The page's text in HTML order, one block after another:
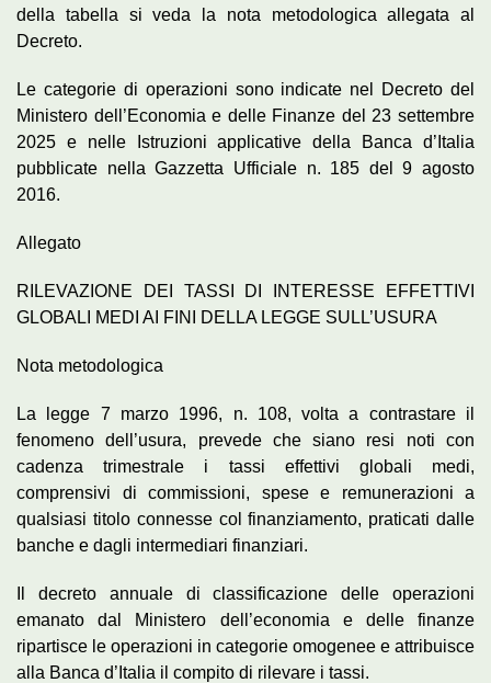
della tabella si veda la nota metodologica allegata al
Decreto.
Le categorie di operazioni sono indicate nel Decreto del
Ministero dell’Economia e delle Finanze del 23 settembre
2025 e nelle Istruzioni applicative della Banca d’Italia
pubblicate nella Gazzetta Ufficiale n. 185 del 9 agosto
2016.
Allegato
RILEVAZIONE DEI TASSI DI INTERESSE EFFETTIVI
GLOBALI MEDI AI FINI DELLA LEGGE SULL’USURA
Nota metodologica
La legge 7 marzo 1996, n. 108, volta a contrastare il
fenomeno dell’usura, prevede che siano resi noti con
cadenza trimestrale i tassi effettivi globali medi,
comprensivi di commissioni, spese e remunerazioni a
qualsiasi titolo connesse col finanziamento, praticati dalle
banche e dagli intermediari finanziari.
Il decreto annuale di classificazione delle operazioni
emanato dal Ministero dell’economia e delle finanze
ripartisce le operazioni in categorie omogenee e attribuisce
alla Banca d’Italia il compito di rilevare i tassi.